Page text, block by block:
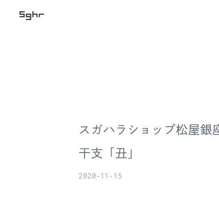
スガハラショップ松屋
干支「丑」
2020-11-15